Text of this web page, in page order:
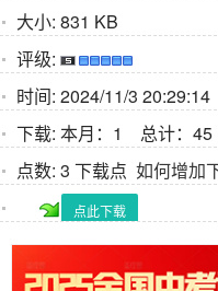
大小: 831 KB
评级:
时间: 2024/11/3 20:29:14
下载: 本月：1 总计：45
点数: 3 下载点 如何增加
点此下载